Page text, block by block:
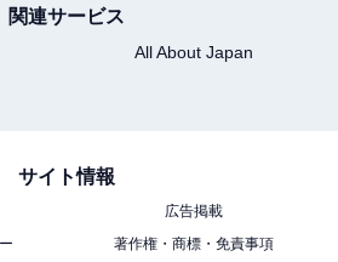
関連サービス
All About Japan
サイト情報
広告掲載
著作権・商標・免責事項